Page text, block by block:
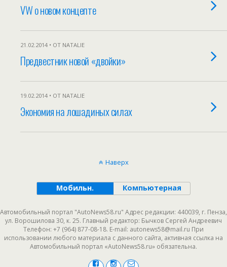
VW о новом концепте
21.02.2014 • ОТ NATALIE
Предвестник новой «двойки»
19.02.2014 • ОТ NATALIE
Экономия на лошадиных силах
Наверх
Мобильн. Компьютерная
Автомобильный портал "AutoNews58.ru" Адрес редакции: 440039, г. Пенза,
ул. Ворошилова 30, к. 25. Главный редактор: Бычков Сергей Андреевич
Телефон: +7 (964) 877-08-18. E-mail: autonews58@mail.ru При
использовании любого материала с данного сайта, активная ссылка на
Автомобильный портал «AutoNews58.ru» обязательна.